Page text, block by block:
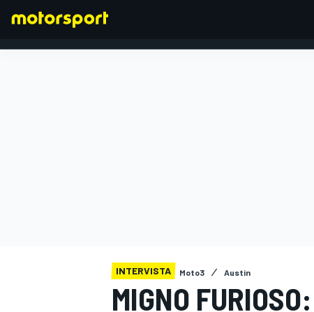
INTERVISTA Moto3 Austin
MIGNO